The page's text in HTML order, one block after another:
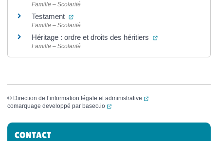
Famille – Scolarité
Testament (ouverture dans un nouvel onglet)
Famille – Scolarité
Héritage : ordre et droits des héritiers (ouverture dans
Famille – Scolarité
© Direction de l’information légale et administrative
(ouverture dans un
comarquage developpé par baseo.io (ouverture dans un nouvel onglet)
Informations complémentaires
CONTACT